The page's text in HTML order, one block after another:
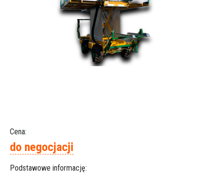
Cena:
do negocjacji
Podstawowe informację: